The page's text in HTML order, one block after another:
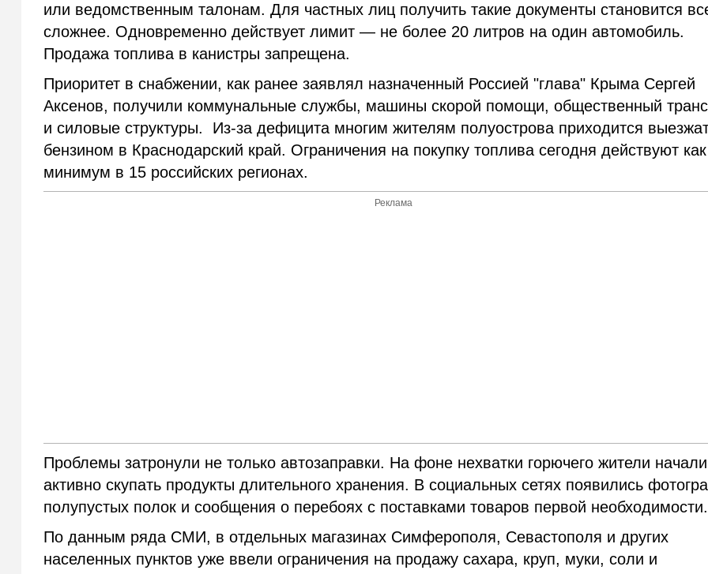
или ведомственным талонам. Для частных лиц получить такие документы становится
сложнее. Одновременно действует лимит — не более 20 литров на один автомобиль.
Продажа топлива в канистры запрещена.
Приоритет в снабжении, как ранее заявлял назначенный Россией "глава" Крыма Сергей
Аксенов, получили коммунальные службы, машины скорой помощи, общественный
и силовые структуры. Из-за дефицита многим жителям полуострова приходится
бензином в Краснодарский край. Ограничения на покупку топлива сегодня действуют как
минимум в 15 российских регионах.
Реклама
Проблемы затронули не только автозаправки. На фоне нехватки горючего жители начали
активно скупать продукты длительного хранения. В социальных сетях появились
полупустых полок и сообщения о перебоях с поставками товаров первой необходимости.
По данным ряда СМИ, в отдельных магазинах Симферополя, Севастополя и других
населенных пунктов уже ввели ограничения на продажу сахара, круп, муки, соли и